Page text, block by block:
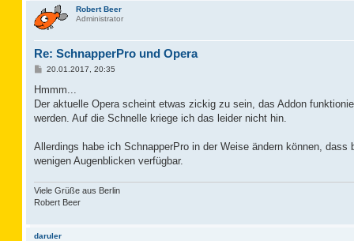
Robert Beer
Administrator
Re: SchnapperPro und Opera
B
i
r
a
20.01.2017, 20:35
Hmmm...
Der aktuelle Opera scheint etwas zickig zu sein, das Addon
werden. Auf die Schnelle kriege ich das leider nicht hin.
Allerdings habe ich SchnapperPro in der Weise ändern können,
wenigen Augenblicken verfügbar.
Viele Grüße aus Berlin
Robert Beer
daruler